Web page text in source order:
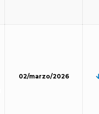
02/marzo/2026